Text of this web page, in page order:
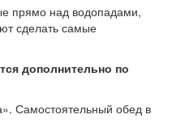
прямо над водопадами,
сделать самые
дополнительно по
Самостоятельный обед в